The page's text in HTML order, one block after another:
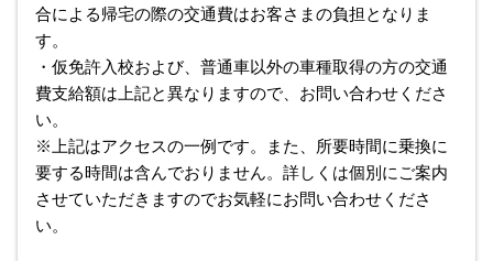
合による帰宅の際の交通費はお客さまの負担となりま
す。
・仮免許入校および、普通車以外の車種取得の方の交通
費支給額は上記と異なりますので、お問い合わせくださ
い。
※上記はアクセスの一例です。また、所要時間に乗換に
要する時間は含んでおりません。詳しくは個別にご案内
させていただきますのでお気軽にお問い合わせくださ
い。